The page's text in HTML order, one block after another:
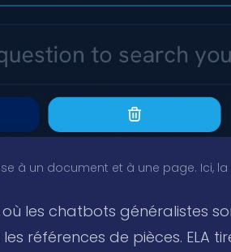
à un document et à une page. Ici,
les chatbots généralistes
références de pièces. ELA